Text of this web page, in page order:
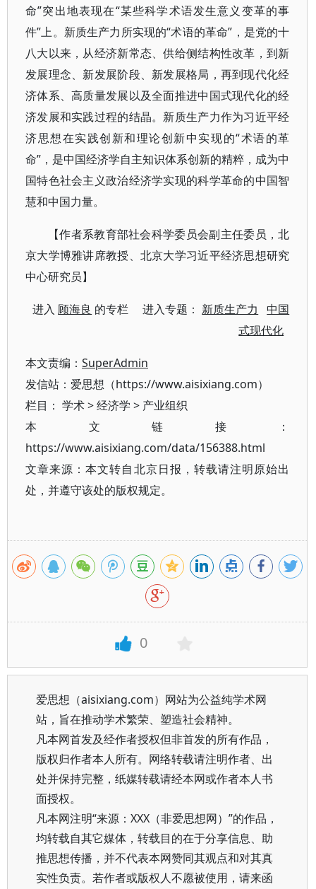
命”突出地表现在“某些科学术语发生意义变革的事
件”上。新质生产力所实现的“术语的革命”，是党的十
八大以来，从经济新常态、供给侧结构性改革，到新
发展理念、新发展阶段、新发展格局，再到现代化经
济体系、高质量发展以及全面推进中国式现代化的经
济发展和实践过程的结晶。新质生产力作为习近平经
济思想在实践创新和理论创新中实现的“术语的革
命”，是中国经济学自主知识体系创新的精粹，成为中
国特色社会主义政治经济学实现的科学革命的中国智
慧和中国力量。
【作者系教育部社会科学委员会副主任委员，北
京大学博雅讲席教授、北京大学习近平经济思想研究
中心研究员】
进入 顾海良 的专栏 进入专题： 新质生产力
中国
式现代化
本文责编： SuperAdmin
发信站：爱思想（https://www.aisixiang.com）
栏目： 学术>经济学 > 产业组织
本文链接：
https://www.aisixiang.com/data/156388.html
文章来源：本文转自北京日报，转载请注明原始出
处，并遵守该处的版权规定。
0
爱思想（aisixiang.com）网站为公益纯学术网
站，旨在推动学术繁荣、塑造社会精神。
凡本网首发及经作者授权但非首发的所有作品，
版权归作者本人所有。网络转载请注明作者、出
处并保持完整，纸媒转载请经本网或作者本人书
面授权。
凡本网注明“来源：XXX（非爱思想网）”的作品，
均转载自其它媒体，转载目的在于分享信息、助
推思想传播，并不代表本网赞同其观点和对其真
实性负责。若作者或版权人不愿被使用，请来函